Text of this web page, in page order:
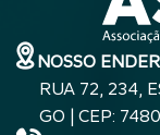
NOSSO
RUA 72, 234,
GO | CEP: